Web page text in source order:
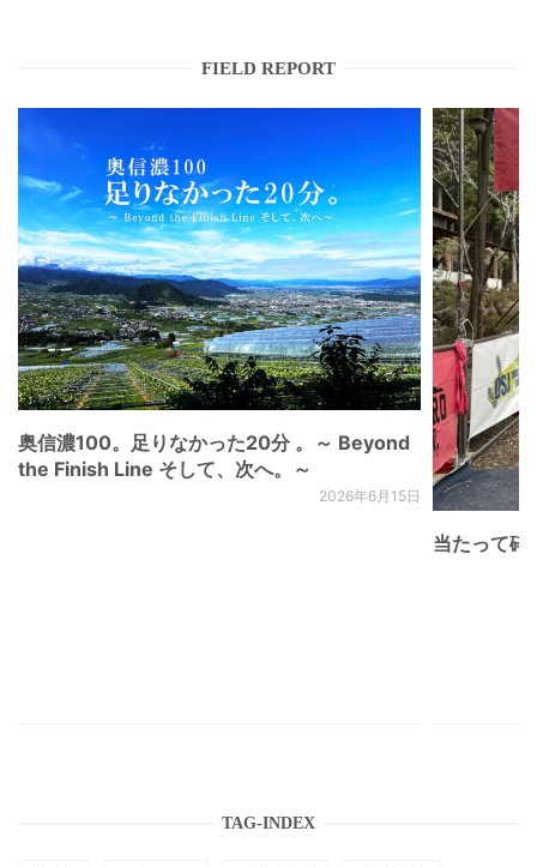
FIELD REPORT
奥信濃100。足りなかった20分 。～ Beyond
the Finish Line そして、次へ。～
2026年6月15日
当たって砕
TAG-INDEX